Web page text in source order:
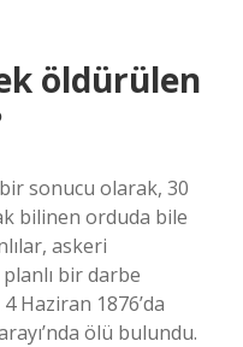
öldürülen
bir sonucu olarak, 30
bilinen orduda bile
askeri
bir darbe
Haziran 1876’da
ölü bulundu.